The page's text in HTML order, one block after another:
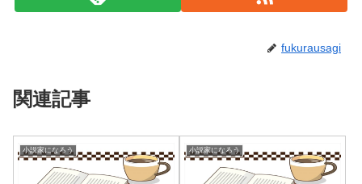
fukurausagi
関連記事
小説家になろう 小説家になろう